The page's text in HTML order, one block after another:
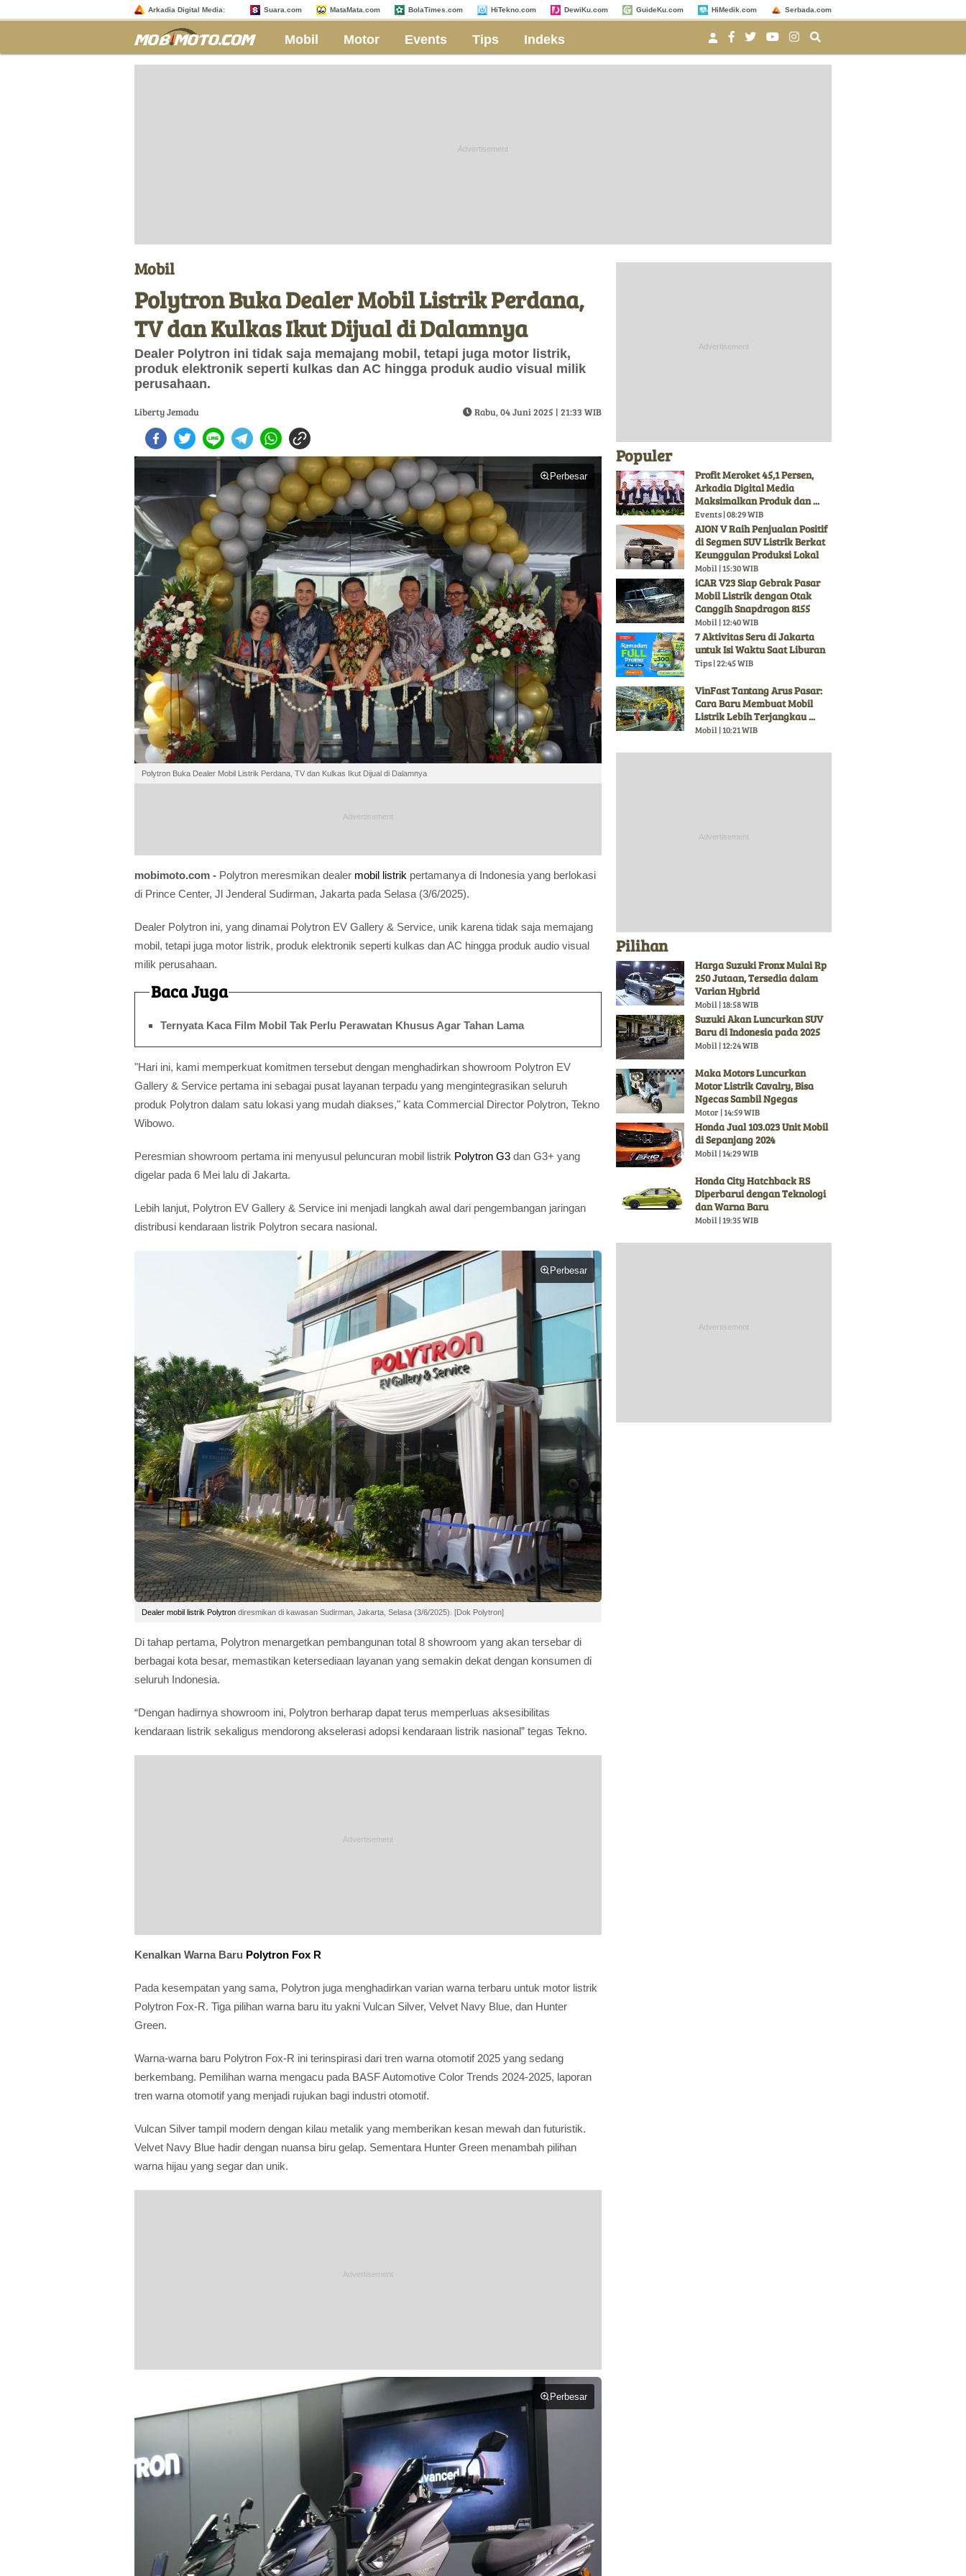
Arkadia Digital Media: Suara.com MataMata.com BolaTimes.com HiTekno.com DewiKu.com GuideKu.com HiMedik.com Serbada.com
Mobil Motor Events Tips Indeks
Mobil
Polytron Buka Dealer Mobil Listrik Perdana,
TV dan Kulkas Ikut Dijual di Dalamnya
Dealer Polytron ini tidak saja memajang mobil, tetapi juga motor listrik,
produk elektronik seperti kulkas dan AC hingga produk audio visual milik
perusahaan.
Liberty Jemadu Rabu, 04 Juni 2025 | 21:33 WIB
Perbesar
Polytron Buka Dealer Mobil Listrik Perdana, TV dan Kulkas Ikut Dijual di Dalamnya
mobimoto.com - Polytron meresmikan dealer mobil listrik pertamanya di Indonesia yang berlokasi
di Prince Center, Jl Jenderal Sudirman, Jakarta pada Selasa (3/6/2025).
Dealer Polytron ini, yang dinamai Polytron EV Gallery & Service, unik karena tidak saja memajang
mobil, tetapi juga motor listrik, produk elektronik seperti kulkas dan AC hingga produk audio visual
milik perusahaan.
Baca Juga
Ternyata Kaca Film Mobil Tak Perlu Perawatan Khusus Agar Tahan Lama
"Hari ini, kami memperkuat komitmen tersebut dengan menghadirkan showroom Polytron EV
Gallery & Service pertama ini sebagai pusat layanan terpadu yang mengintegrasikan seluruh
produk Polytron dalam satu lokasi yang mudah diakses," kata Commercial Director Polytron, Tekno
Wibowo.
Peresmian showroom pertama ini menyusul peluncuran mobil listrik Polytron G3 dan G3+ yang
digelar pada 6 Mei lalu di Jakarta.
Lebih lanjut, Polytron EV Gallery & Service ini menjadi langkah awal dari pengembangan jaringan
distribusi kendaraan listrik Polytron secara nasional.
Perbesar
Dealer mobil listrik Polytron diresmikan di kawasan Sudirman, Jakarta, Selasa (3/6/2025). [Dok Polytron]
Di tahap pertama, Polytron menargetkan pembangunan total 8 showroom yang akan tersebar di
berbagai kota besar, memastikan ketersediaan layanan yang semakin dekat dengan konsumen di
seluruh Indonesia.
“Dengan hadirnya showroom ini, Polytron berharap dapat terus memperluas aksesibilitas
kendaraan listrik sekaligus mendorong akselerasi adopsi kendaraan listrik nasional” tegas Tekno.
Kenalkan Warna Baru Polytron Fox R
Pada kesempatan yang sama, Polytron juga menghadirkan varian warna terbaru untuk motor listrik
Polytron Fox-R. Tiga pilihan warna baru itu yakni Vulcan Silver, Velvet Navy Blue, dan Hunter
Green.
Warna-warna baru Polytron Fox-R ini terinspirasi dari tren warna otomotif 2025 yang sedang
berkembang. Pemilihan warna mengacu pada BASF Automotive Color Trends 2024-2025, laporan
tren warna otomotif yang menjadi rujukan bagi industri otomotif.
Vulcan Silver tampil modern dengan kilau metalik yang memberikan kesan mewah dan futuristik.
Velvet Navy Blue hadir dengan nuansa biru gelap. Sementara Hunter Green menambah pilihan
warna hijau yang segar dan unik.
Perbesar
Populer
Profit Meroket 45,1 Persen,
Arkadia Digital Media
Maksimalkan Produk dan ...
Events | 08:29 WIB
AION V Raih Penjualan Positif
di Segmen SUV Listrik Berkat
Keunggulan Produksi Lokal
Mobil | 15:30 WIB
iCAR V23 Siap Gebrak Pasar
Mobil Listrik dengan Otak
Canggih Snapdragon 8155
Mobil | 12:40 WIB
7 Aktivitas Seru di Jakarta
untuk Isi Waktu Saat Liburan
Tips | 22:45 WIB
VinFast Tantang Arus Pasar:
Cara Baru Membuat Mobil
Listrik Lebih Terjangkau ...
Mobil | 10:21 WIB
Pilihan
Harga Suzuki Fronx Mulai Rp
250 Jutaan, Tersedia dalam
Varian Hybrid
Mobil | 18:58 WIB
Suzuki Akan Luncurkan SUV
Baru di Indonesia pada 2025
Mobil | 12:24 WIB
Maka Motors Luncurkan
Motor Listrik Cavalry, Bisa
Ngecas Sambil Ngegas
Motor | 14:59 WIB
Honda Jual 103.023 Unit Mobil
di Sepanjang 2024
Mobil | 14:29 WIB
Honda City Hatchback RS
Diperbarui dengan Teknologi
dan Warna Baru
Mobil | 19:35 WIB